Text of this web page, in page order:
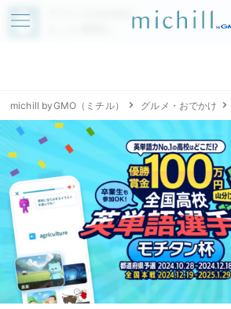
アプリでmichillが
michill byGMO（ミチル） グルメ・おでかけ